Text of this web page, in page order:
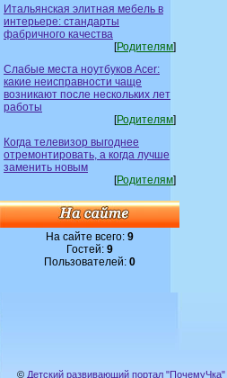
Итальянская элитная мебель в
интерьере: стандарты
фабричного качества
[Родителям]
Слабые места ноутбуков Acer:
какие неисправности чаще
возникают после нескольких лет
работы
[Родителям]
Когда телевизор выгоднее
отремонтировать, а когда лучше
заменить новым
[Родителям]
На сайте всего: 9
Гостей: 9
Пользователей: 0
© Детский развивающий портал "ПочемуЧка"